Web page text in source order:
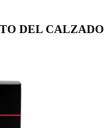
DEL CALZADO